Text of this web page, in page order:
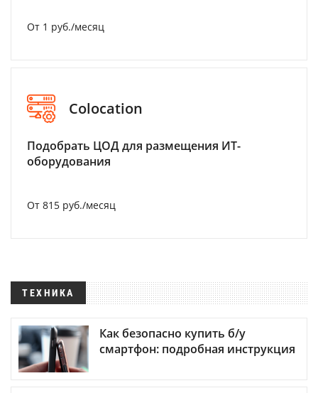
От 1 руб./месяц
Colocation
Подобрать ЦОД для размещения ИТ-
оборудования
От 815 руб./месяц
ТЕХНИКА
Как безопасно купить б/у
смартфон: подробная инструкция